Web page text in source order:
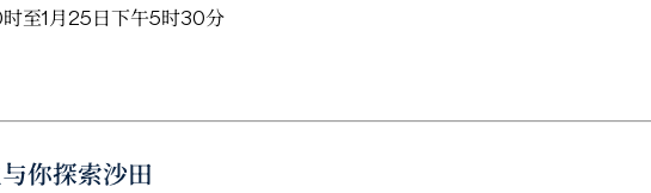
时至1月25日下午5时30分
你探索沙田